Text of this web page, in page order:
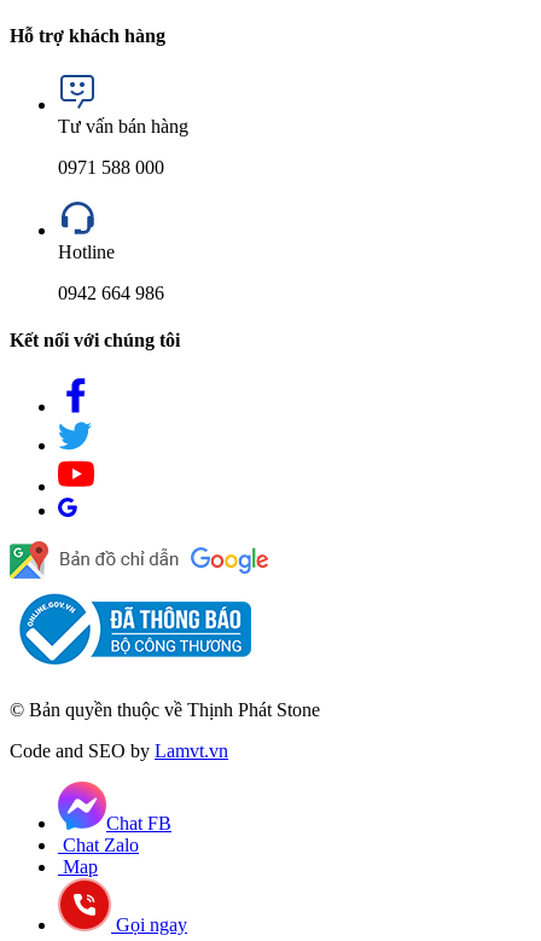
Hỗ trợ khách hàng
Tư vấn bán hàng
0971 588 000
Hotline
0942 664 986
Kết nối với chúng tôi
© Bản quyền thuộc về Thịnh Phát Stone
Code and SEO by Lamvt.vn
Chat FB
Chat Zalo
Map
Gọi ngay